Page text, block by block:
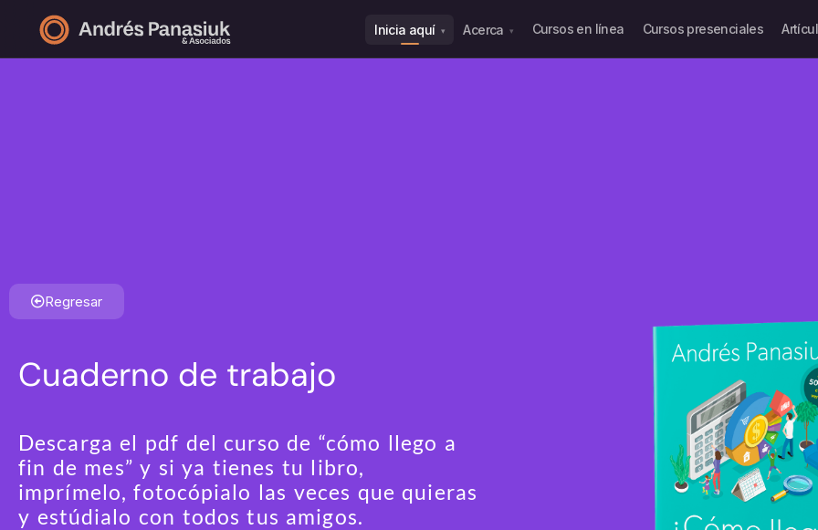
Inicia aquí ▾ Acerca ▾ Cursos en línea Cursos presenciales
Regresar
Cuaderno de trabajo
Descarga el pdf del curso de “cómo llego a
fin de mes” y si ya tienes tu libro,
imprímelo, fotocópialo las veces que quieras
y estúdialo con todos tus amigos.